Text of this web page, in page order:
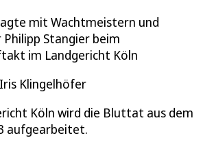
mit Wachtmeistern und
Stangier beim
im Landgericht Köln
Klingelhöfer
Köln wird die Bluttat aus dem
aufgearbeitet.